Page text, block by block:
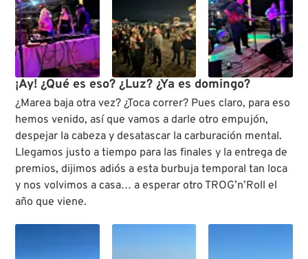
¡Ay! ¿Qué es eso? ¿Luz? ¿Ya es domingo?
¿Marea baja otra vez? ¿Toca correr? Pues claro, para eso
hemos venido, así que vamos a darle otro empujón,
despejar la cabeza y desatascar la carburación mental.
Llegamos justo a tiempo para las finales y la entrega de
premios, dijimos adiós a esta burbuja temporal tan loca
y nos volvimos a casa… a esperar otro TROG’n’Roll el
año que viene.